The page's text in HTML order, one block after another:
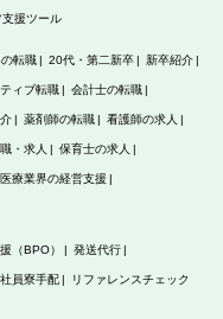
援ツール
転職 20代・第二新卒 新卒紹介
ィブ転職 会計士の転職
薬剤師の転職 看護師の求人
・求人 保育士の求人
医療業界の経営支援
（BPO） 発送代行
員寮手配 リファレンスチェック